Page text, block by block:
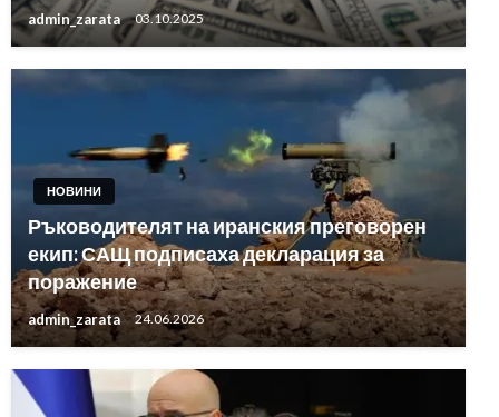
admin_zarata 03.10.2025
НОВИНИ
Ръководителят на иранския преговорен
екип: САЩ подписаха декларация за
поражение
admin_zarata 24.06.2026